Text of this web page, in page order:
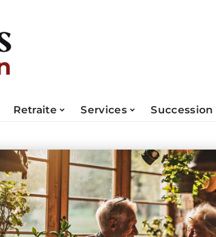
Retraite Services Succession